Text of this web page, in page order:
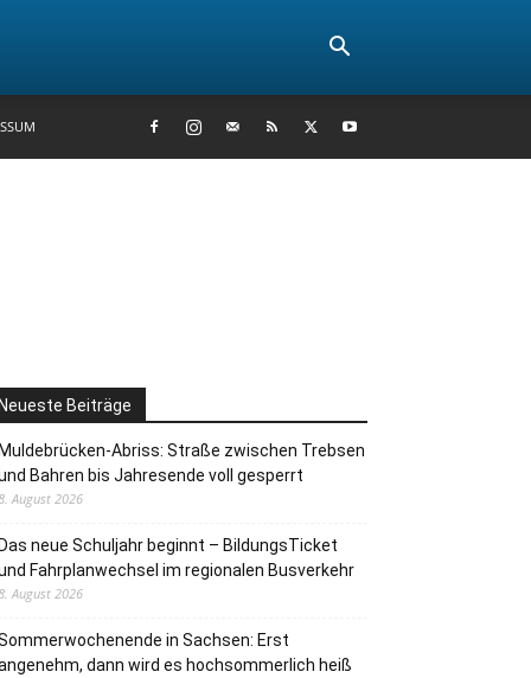
Beiträge
Abriss: Straße zwischen Trebsen
Bahren bis Jahresende voll gesperrt
August 2026
neue Schuljahr beginnt – BildungsTicket
Fahrplanwechsel im regionalen Busverkehr
August 2026
in Sachsen: Erst
dann wird es hochsommerlich heiß